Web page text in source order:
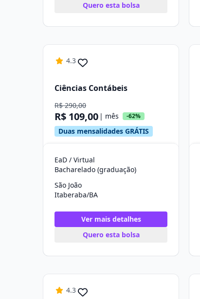
Quero esta bolsa
4.3
Ciências Contábeis
R$ 290,00
R$ 109,00 | mês -62%
Duas mensalidades GRÁTIS
EaD / Virtual
Bacharelado (graduação)
São João
Itaberaba/BA
Ver mais detalhes
Quero esta bolsa
4.3